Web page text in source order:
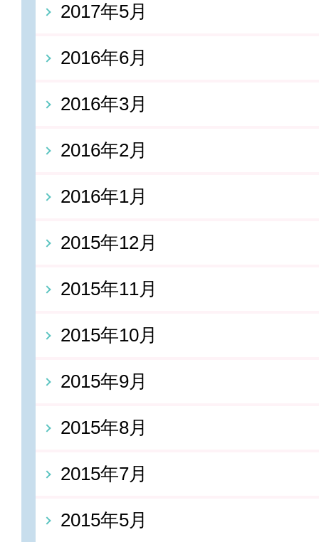
2017年5月
2016年6月
2016年3月
2016年2月
2016年1月
2015年12月
2015年11月
2015年10月
2015年9月
2015年8月
2015年7月
2015年5月